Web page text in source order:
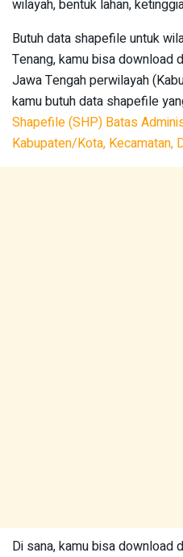
wilayah, bentuk lahan,
Butuh data shapefile untuk
Tenang, kamu bisa download
Jawa Tengah perwilayah
kamu butuh data shapefile
Shapefile (SHP) Batas
Kabupaten/Kota, Kecamatan,
Di sana, kamu bisa download